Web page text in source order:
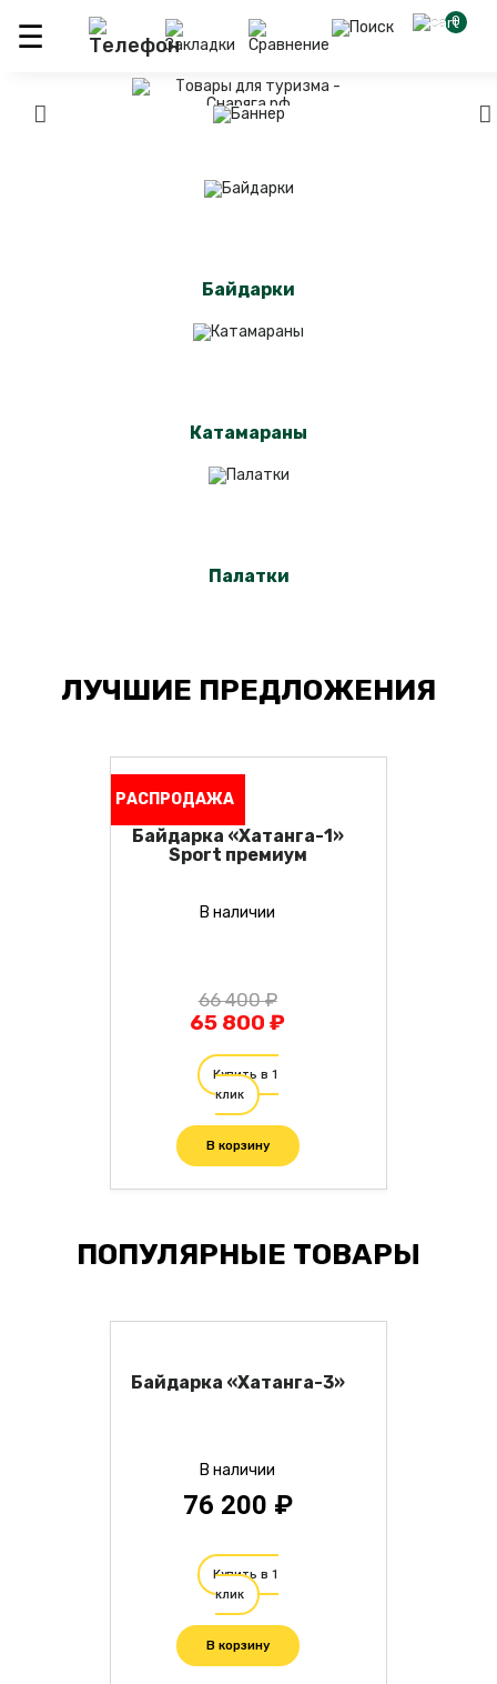
0
Байдарки
Катамараны
Палатки
ЛУЧШИЕ ПРЕДЛОЖЕНИЯ
РАСПРОДАЖА
Байдарка «Хатанга-1»
Sport премиум
В наличии
66 400 ₽
65 800 ₽
Купить в 1
клик
В корзину
ПОПУЛЯРНЫЕ ТОВАРЫ
Байдарка «Хатанга-3»
В наличии
76 200 ₽
Купить в 1
клик
В корзину